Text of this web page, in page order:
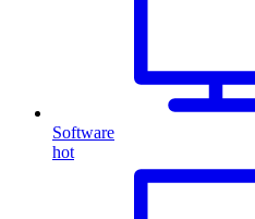
Software
hot